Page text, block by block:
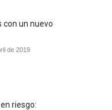
con un nuevo
de 2019
riesgo: